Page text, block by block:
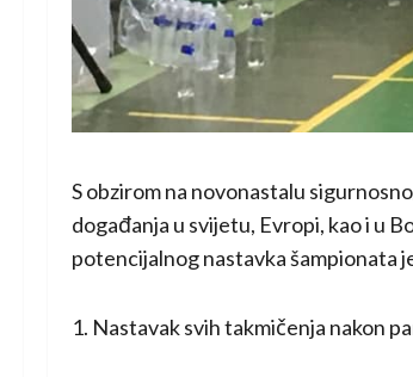
S obzirom na novonastalu
događanja u svijetu, Evropi, kao i u
potencijalnog nastavka šampionata
1. Nastavak svih takmičenja nakon